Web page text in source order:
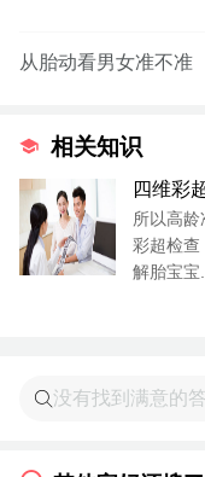
从胎动看男女准不准
相关知识
四维彩
所以高
彩超检查
解胎宝宝